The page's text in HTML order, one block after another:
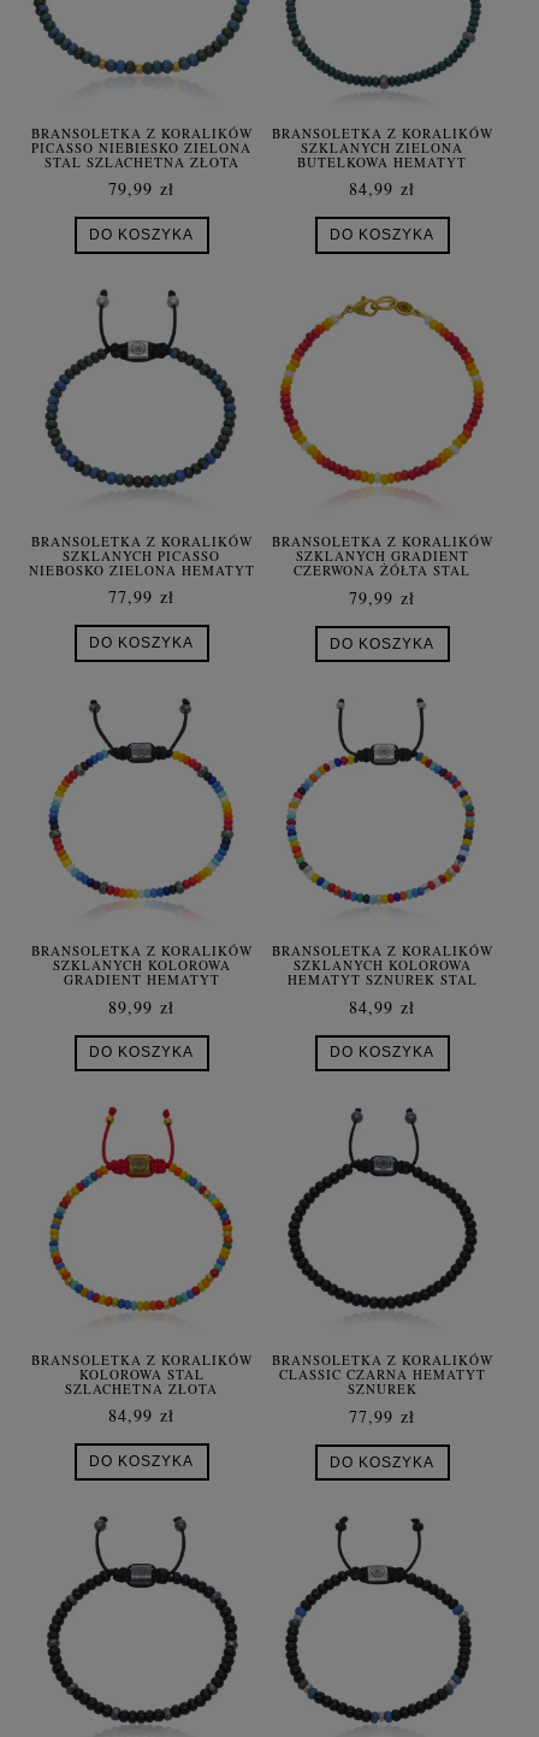
BRANSOLETKA Z KORALIKÓW
PICASSO NIEBIESKO ZIELONA
STAL SZLACHETNA ZŁOTA
79,99 zł
DO KOSZYKA
BRANSOLETKA Z KORALIKÓW
SZKLANYCH ZIELONA
BUTELKOWA HEMATYT
84,99 zł
DO KOSZYKA
BRANSOLETKA Z KORALIKÓW
SZKLANYCH PICASSO
NIEBOSKO ZIELONA HEMATYT
77,99 zł
DO KOSZYKA
BRANSOLETKA Z KORALIKÓW
SZKLANYCH GRADIENT
CZERWONA ŻÓŁTA STAL
79,99 zł
DO KOSZYKA
BRANSOLETKA Z KORALIKÓW
SZKLANYCH KOLOROWA
GRADIENT HEMATYT
89,99 zł
DO KOSZYKA
BRANSOLETKA Z KORALIKÓW
SZKLANYCH KOLOROWA
HEMATYT SZNUREK STAL
84,99 zł
DO KOSZYKA
BRANSOLETKA Z KORALIKÓW
KOLOROWA STAL
SZLACHETNA ZŁOTA
84,99 zł
DO KOSZYKA
BRANSOLETKA Z KORALIKÓW
CLASSIC CZARNA HEMATYT
SZNUREK
77,99 zł
DO KOSZYKA